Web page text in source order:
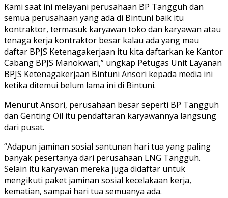
Kami saat ini melayani perusahaan BP Tangguh dan
semua perusahaan yang ada di Bintuni baik itu
kontraktor, termasuk karyawan toko dan karyawan atau
tenaga kerja kontraktor besar kalau ada yang mau
daftar BPJS Ketenagakerjaan itu kita daftarkan ke Kantor
Cabang BPJS Manokwari,” ungkap Petugas Unit Layanan
BPJS Ketenagakerjaan Bintuni Ansori kepada media ini
ketika ditemui belum lama ini di Bintuni.
Menurut Ansori, perusahaan besar seperti BP Tangguh
dan Genting Oil itu pendaftaran karyawannya langsung
dari pusat.
“Adapun jaminan sosial santunan hari tua yang paling
banyak pesertanya dari perusahaan LNG Tangguh.
Selain itu karyawan mereka juga didaftar untuk
mengikuti paket jaminan sosial kecelakaan kerja,
kematian, sampai hari tua semuanya ada.